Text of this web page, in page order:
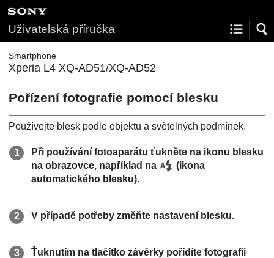
Uživatelská příručka
Smartphone
Xperia L4 XQ-AD51/XQ-AD52
Pořízení fotografie pomocí blesku
Používejte blesk podle objektu a světelných podmínek.
Při používání fotoaparátu ťukněte na ikonu blesku
na obrazovce, například na
(ikona
automatického blesku).
V případě potřeby změňte nastavení blesku.
Ťuknutím na tlačítko závěrky pořídíte fotografii